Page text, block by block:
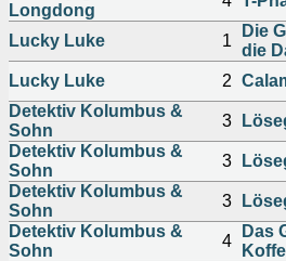
Longdong
Lucky Luke 1
Die
die
Lucky Luke
2
Detektiv Kolumbus &
Sohn
3
Detektiv Kolumbus &
Sohn
3
Detektiv Kolumbus &
Sohn
3
Detektiv Kolumbus &
Sohn
4
Das